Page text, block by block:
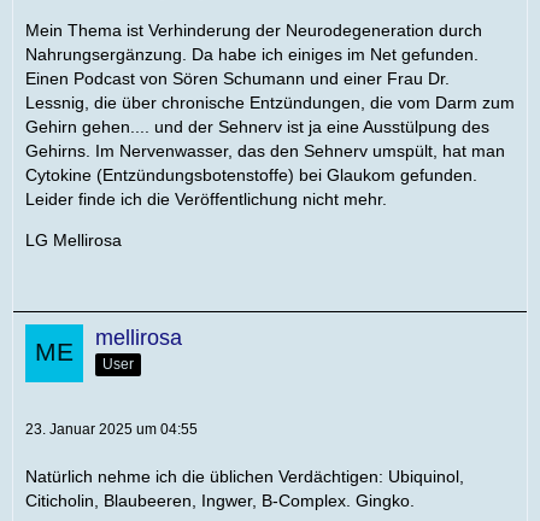
Mein Thema ist Verhinderung der Neurodegeneration durch
Nahrungsergänzung. Da habe ich einiges im Net gefunden.
Einen Podcast von Sören Schumann und einer Frau Dr.
Lessnig, die über chronische Entzündungen, die vom Darm zum
Gehirn gehen.... und der Sehnerv ist ja eine Ausstülpung des
Gehirns. Im Nervenwasser, das den Sehnerv umspült, hat man
Cytokine (Entzündungsbotenstoffe) bei Glaukom gefunden.
Leider finde ich die Veröffentlichung nicht mehr.
LG Mellirosa
mellirosa
User
23. Januar 2025 um 04:55
Natürlich nehme ich die üblichen Verdächtigen: Ubiquinol,
Citicholin, Blaubeeren, Ingwer, B-Complex. Gingko.